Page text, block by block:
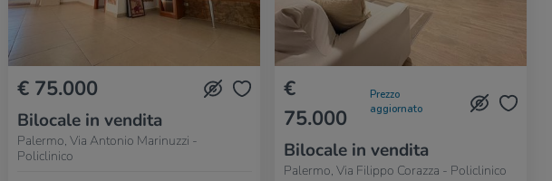
€ 75.000
Bilocale in vendita
Palermo, Via Antonio Marinuzzi -
Policlinico
€
75.000
Prezzo
aggiornato
Bilocale in vendita
Palermo, Via Filippo Corazza - Policlinico